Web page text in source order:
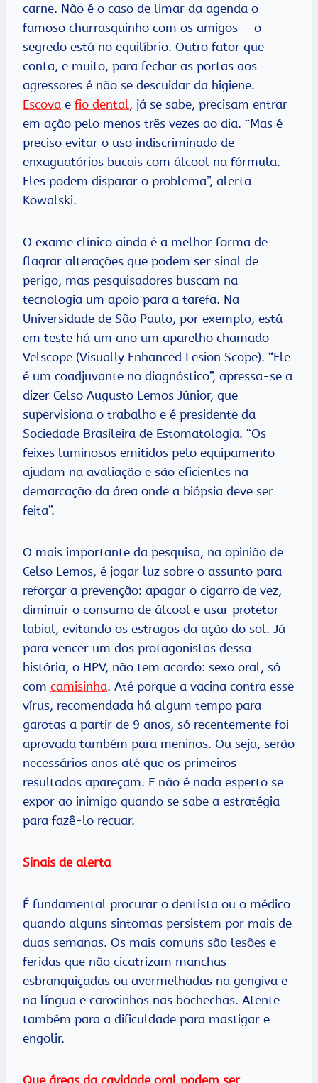
carne. Não é o caso de limar da agenda o
famoso churrasquinho com os amigos — o
segredo está no equilíbrio. Outro fator que
conta, e muito, para fechar as portas aos
agressores é não se descuidar da higiene.
Escova e fio dental , já se sabe, precisam entrar
em ação pelo menos três vezes ao dia. “Mas é
preciso evitar o uso indiscriminado de
enxaguatórios bucais com álcool na fórmula.
Eles podem disparar o problema”, alerta
Kowalski.
O exame clínico ainda é a melhor forma de
flagrar alterações que podem ser sinal de
perigo, mas pesquisadores buscam na
tecnologia um apoio para a tarefa. Na
Universidade de São Paulo, por exemplo, está
em teste há um ano um aparelho chamado
Velscope (Visually Enhanced Lesion Scope). “Ele
é um coadjuvante no diagnóstico”, apressa-se a
dizer Celso Augusto Lemos Júnior, que
supervisiona o trabalho e é presidente da
Sociedade Brasileira de Estomatologia. “Os
feixes luminosos emitidos pelo equipamento
ajudam na avaliação e são eficientes na
demarcação da área onde a biópsia deve ser
feita”.
O mais importante da pesquisa, na opinião de
Celso Lemos, é jogar luz sobre o assunto para
reforçar a prevenção: apagar o cigarro de vez,
diminuir o consumo de álcool e usar protetor
labial, evitando os estragos da ação do sol. Já
para vencer um dos protagonistas dessa
história, o HPV, não tem acordo: sexo oral, só
com camisinha. Até porque a vacina contra esse
vírus, recomendada há algum tempo para
garotas a partir de 9 anos, só recentemente foi
aprovada também para meninos. Ou seja, serão
necessários anos até que os primeiros
resultados apareçam. E não é nada esperto se
expor ao inimigo quando se sabe a estratégia
para fazê-lo recuar.
Sinais de alerta
É fundamental procurar o dentista ou o médico
quando alguns sintomas persistem por mais de
duas semanas. Os mais comuns são lesões e
feridas que não cicatrizam manchas
esbranquiçadas ou avermelhadas na gengiva e
na língua e carocinhos nas bochechas. Atente
também para a dificuldade para mastigar e
engolir.
Que áreas da cavidade oral podem ser